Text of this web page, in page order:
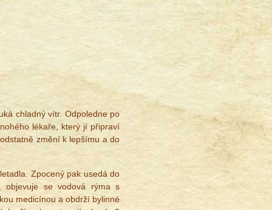
chladný vítr. Odpoledne po
lékaře, který jí připraví
změní k lepšímu a do
Zpocený pak usedá do
objevuje se vodová rýma s
medicínou a obdrží bylinné